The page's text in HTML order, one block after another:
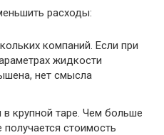
расходы:
компаний. Если при
жидкости
нет смысла
крупной таре. Чем больше
стоимость